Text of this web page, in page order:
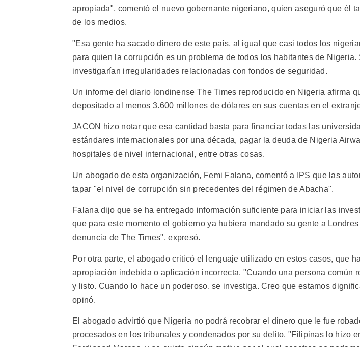
apropiada", comentó el nuevo gobernante nigeriano, quien aseguró que él
de los medios.
"Esa gente ha sacado dinero de este país, al igual que casi todos los
para quien la corrupción es un problema de todos los habitantes de
investigarían irregularidades relacionadas con fondos de seguridad.
Un informe del diario londinense The Times reproducido en Nigeria afirma
depositado al menos 3.600 millones de dólares en sus cuentas en el
JACON hizo notar que esa cantidad basta para financiar todas las
estándares internacionales por una década, pagar la deuda de Nigeria
hospitales de nivel internacional, entre otras cosas.
Un abogado de esta organización, Femi Falana, comentó a IPS que las
tapar "el nivel de corrupción sin precedentes del régimen de Abacha".
Falana dijo que se ha entregado información suficiente para iniciar las
que para este momento el gobierno ya hubiera mandado su gente a
denuncia de The Times", expresó.
Por otra parte, el abogado criticó el lenguaje utilizado en estos casos, que
apropiación indebida o aplicación incorrecta. "Cuando una persona común
y listo. Cuando lo hace un poderoso, se investiga. Creo que estamos
opinó.
El abogado advirtió que Nigeria no podrá recobrar el dinero que le fue
procesados en los tribunales y condenados por su delito. "Filipinas lo hizo